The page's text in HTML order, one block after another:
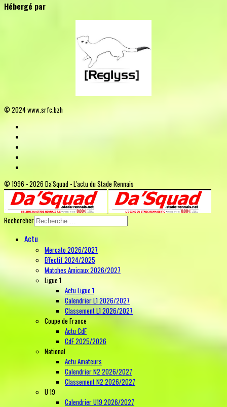
Hébergé par
© 2024 www.srfc.bzh
© 1996 - 2026 Da'Squad - L'actu du Stade Rennais
Rechercher
Actu
Mercato 2026/2027
Effectif 2024/2025
Matches Amicaux 2026/2027
Ligue 1
Actu Ligue 1
Calendrier L1 2026/2027
Classement L1 2026/2027
Coupe de France
Actu CdF
CdF 2025/2026
National
Actu Amateurs
Calendrier N2 2026/2027
Classement N2 2026/2027
U 19
Calendrier U19 2026/2027